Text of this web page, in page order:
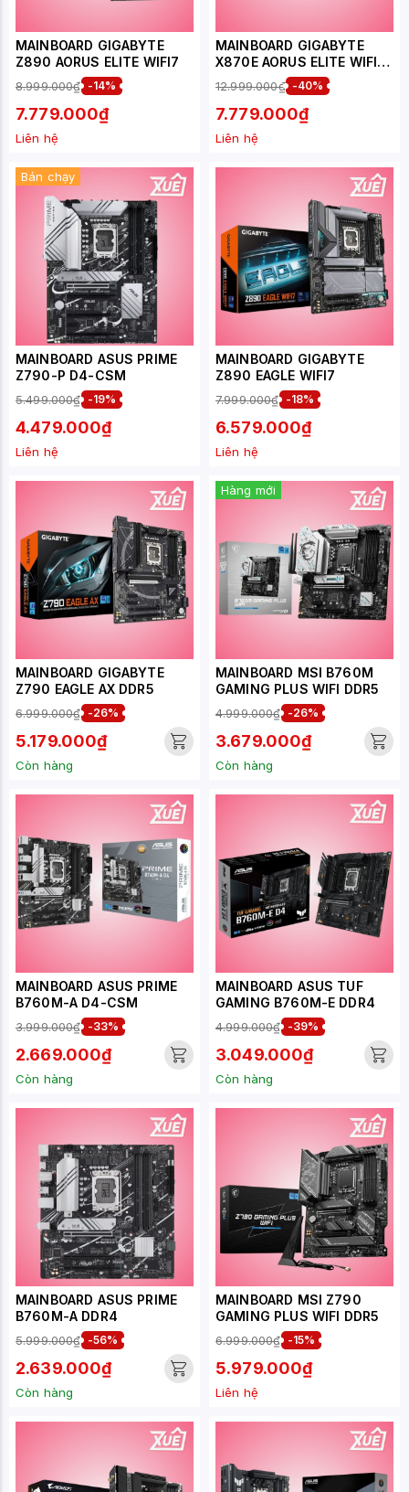
MAINBOARD GIGABYTE
Z890 AORUS ELITE WIFI7
8.999.000₫ -14%
7.779.000₫
Liên hệ
MAINBOARD GIGABYTE
X870E AORUS ELITE WIFI7
12.999.000₫ -40%
7.779.000₫
Liên hệ
Bán chạy
MAINBOARD ASUS PRIME
Z790-P D4-CSM
5.499.000₫ -19%
4.479.000₫
Liên hệ
MAINBOARD GIGABYTE
Z890 EAGLE WIFI7
7.999.000₫ -18%
6.579.000₫
Liên hệ
MAINBOARD GIGABYTE
Z790 EAGLE AX DDR5
6.999.000₫ -26%
5.179.000₫
Còn hàng
Hàng mới
MAINBOARD MSI B760M
GAMING PLUS WIFI DDR5
4.999.000₫ -26%
3.679.000₫
Còn hàng
MAINBOARD ASUS PRIME
B760M-A D4-CSM
3.999.000₫ -33%
2.669.000₫
Còn hàng
MAINBOARD ASUS TUF
GAMING B760M-E DDR4
4.999.000₫ -39%
3.049.000₫
Còn hàng
MAINBOARD ASUS PRIME
B760M-A DDR4
5.999.000₫ -56%
2.639.000₫
Còn hàng
MAINBOARD MSI Z790
GAMING PLUS WIFI DDR5
6.999.000₫ -15%
5.979.000₫
Liên hệ